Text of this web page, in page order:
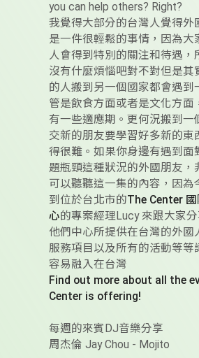
you can help others? Right?
我覺得大部分的台灣人覺得外
是一件很輕鬆的事情，因為大
人會得到特別的關注和待遇，
沒有什麼煩惱吧對不對但是其
的人搬到另一個國家都會遇到
管是飲食方面或者是文化方面
有一些適應期。更何況搬到一
交新的朋友要學習好多新的東
得很難。如果你身邊有遇到面
題瓶頸這種狀況的外國朋友，
可以聽聽這一集的內容，因為
到位於台北市的The Center
心的專案經理Lucy 來跟大家
他們中心所提供在台灣的外國
服務項目以及所有的活動等等
容易融入在台灣
Find out more about all the
Center is offering!
每週的來賓DJ音樂分享
周杰倫 Jay Chou - Mojito